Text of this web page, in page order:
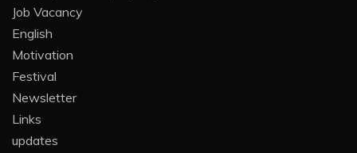
Job Vacancy
English
Motivation
Festival
Newsletter
Links
updates